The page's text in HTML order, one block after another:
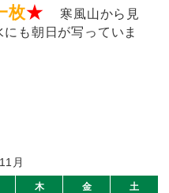
枚★
寒風山から見
も朝日が写っていま
月
木 金 土